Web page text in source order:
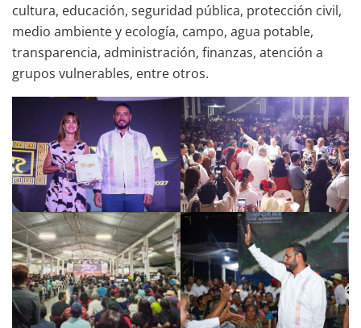
cultura, educación, seguridad pública, protección civil,
medio ambiente y ecología, campo, agua potable,
transparencia, administración, finanzas, atención a
grupos vulnerables, entre otros.